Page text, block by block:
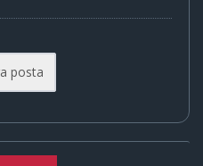
posta